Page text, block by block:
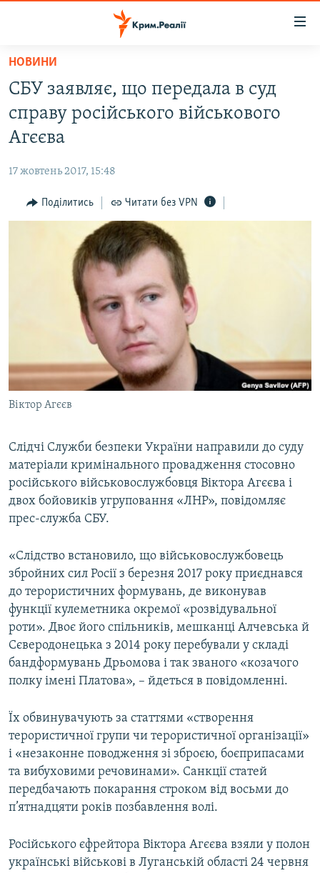
Перейти
основного
матеріалу
Перейти
до
основної
Перейти
до
ВІДЕО ТА ФОТО
БЛОГИ
ПОГЛЯД
ВСЕ ЗА ДЕНЬ
СПЕЦПРОЕКТИ
ВІДЕОУРОКИ «ELIFBE»
СВІДЧЕННЯ ОКУПАЦІЇ
УКРАЇНСЬКА ПРОБЛЕМА КРИМУ
ІНФОГРАФІКА
ЯК ОБІЙТИ БЛОКУВАННЯ
Qırımtatar
ДОЛУЧАЙСЯ!
Усі сайти RFE/RL
НОВИНИ
СБУ заявляє, що передала в суд
справу російського військового
Агєєва
17 жовтень 2017, 15:48
Поділитись Читати без VPN
Віктор Агєєв
Слідчі Служби безпеки України направили до суду
матеріали кримінального провадження стосовно
російського військовослужбовця Віктора Агєєва і
двох бойовиків угруповання «ЛНР», повідомляє
прес-служба СБУ.
«Слідство встановило, що військовослужбовець
збройних сил Росії з березня 2017 року приєднався
до терористичних формувань, де виконував
функції кулеметника окремої «розвідувальної
роти». Двоє його спільників, мешканці Алчевська й
Сєверодонецька з 2014 року перебували у складі
бандформувань Дрьомова і так званого «козачого
полку імені Платова», – йдеться в повідомленні.
Їх обвинувачують за статтями «створення
терористичної групи чи терористичної організації»
і «незаконне поводження зі зброєю, боєприпасами
та вибуховими речовинами». Санкції статей
передбачають покарання строком від восьми до
п’ятнадцяти років позбавлення волі.
Російського єфрейтора Віктора Агєєва взяли у полон
українські військові в Луганській області 24 червня